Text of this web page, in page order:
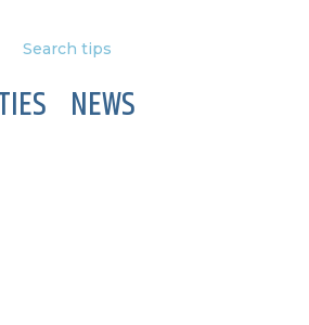
Search tips
NEWS